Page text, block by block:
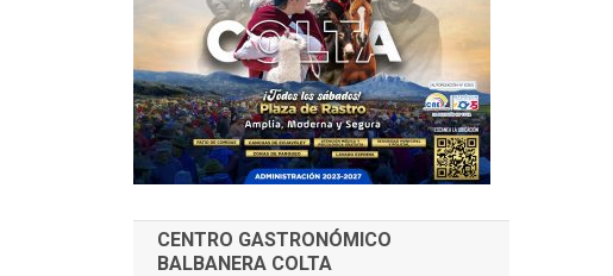
CENTRO GASTRONÓMICO
BALBANERA COLTA